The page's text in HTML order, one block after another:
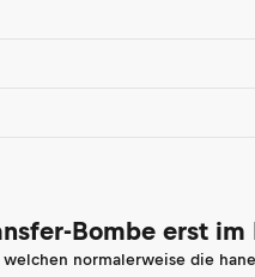
Bombe erst im
normalerweise die